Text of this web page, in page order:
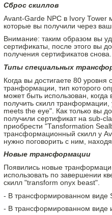
Сброс скиллов
Avant-Garde NPC в Ivory Tower
которые вы получили через
Внимание: таким образом вы
сертификаты, после этого вы
получения сертификатов снова.
Типы специальных
Когда вы достигаете 80
транформации, тип которого
может быть использован,
получить скилл
meets the eye". Как только вы
получили сертификат на sub-
приобрести "Tansformation
трансформационный скилл у
нужно поговорить с ним,
Новые трансформации
Появились новые
использовать по завершении
скилл "transform onyx beast".
- В трансформированном виде
- В трансформированном виде